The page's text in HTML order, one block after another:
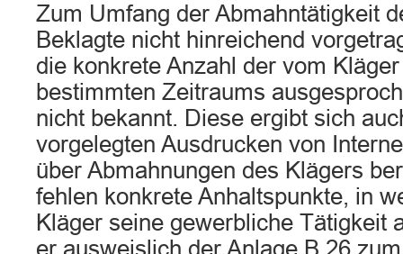
Zum Umfang der Abmahntätigkeit
Beklagte nicht hinreichend
die konkrete Anzahl der vom
bestimmten Zeitraums
nicht bekannt. Diese ergibt sich
vorgelegten Ausdrucken von
über Abmahnungen des Klägers
fehlen konkrete Anhaltspunkte, in
Kläger seine gewerbliche Tätigkeit
er ausweislich der Anlage B 26